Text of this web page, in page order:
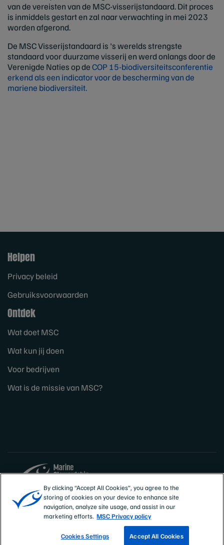
van de vereisten van de MSC-visserijstandaard. Dit proces
is inmiddels gestart en zal naar verwachting in mei 2023
worden afgerond.
De MSC Visserijstandaard is 's werelds strengste
standaard voor duurzame visserij en werd onlangs door de
Verenigde Naties op deCOP 15-biodiversiteitsconferentie
erkend als een indicator voor de bescherming van de
mariene biodiversiteit.
Helpen
Privacy beleid
Gebruiksvoorwaarden
Ontdek
Wat doet MSC
Wat kun jij doen
Voor bedrijven
Wat is de missie van MSC?
Sites
Nederland
By clicking “Accept All Cookies”, you agree to the
storing of cookies on your device to enhance site
navigation, analyze site usage, and assist in our
marketing efforts. MSC Privacy policy
Cookies Settings Accept All Cookies